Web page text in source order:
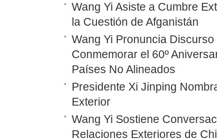
Wang Yi Asiste a Cumbre
la Cuestión de Afganistán
Wang Yi Pronuncia
Conmemorar el 60º
Países No Alineados
Presidente Xi Jinping
Exterior
Wang Yi Sostiene
Relaciones Exteriores de